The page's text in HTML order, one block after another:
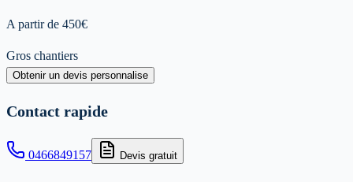
A partir de 450€
Gros chantiers
Obtenir un devis personnalise
Contact rapide
0466849157 Devis gratuit